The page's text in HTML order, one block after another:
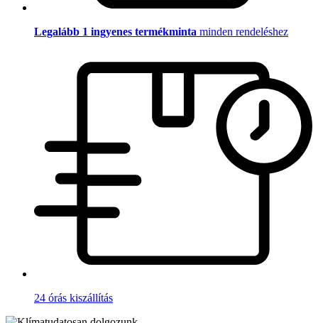
Legalább 1 ingyenes termékminta minden rendeléshez
24 órás kiszállítás